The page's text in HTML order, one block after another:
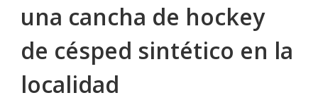
una cancha de hockey
de césped sintético en la
localidad